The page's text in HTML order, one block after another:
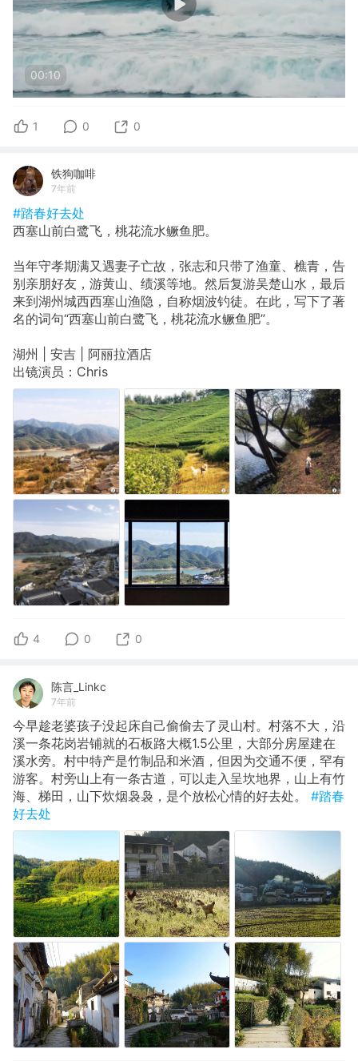
00:10
1 0 0
铁狗咖啡
7年前
#踏春好去处
西塞山前白鹭飞，桃花流水鳜鱼肥。
当年守孝期满又遇妻子亡故，张志和只带了渔童、樵青，告
别亲朋好友，游黄山、绩溪等地。然后复游吴楚山水，最后
来到湖州城西西塞山渔隐，自称烟波钓徒。在此，写下了著
名的词句“西塞山前白鹭飞，桃花流水鳜鱼肥”。
湖州 | 安吉 | 阿丽拉酒店
出镜演员：Chris
4 0 0
陈言_Linkc
7年前
今早趁老婆孩子没起床自己偷偷去了灵山村。村落不大，沿
溪一条花岗岩铺就的石板路大概1.5公里，大部分房屋建在
溪水旁。村中特产是竹制品和米酒，但因为交通不便，罕有
游客。村旁山上有一条古道，可以走入呈坎地界，山上有竹
海、梯田，山下炊烟袅袅，是个放松心情的好去处。 #踏春
好去处